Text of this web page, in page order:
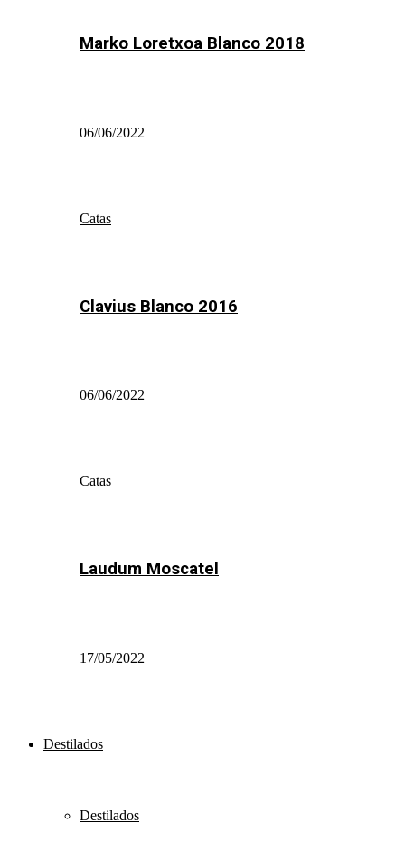
Marko Loretxoa Blanco 2018
06/06/2022
Catas
Clavius Blanco 2016
06/06/2022
Catas
Laudum Moscatel
17/05/2022
Destilados
Destilados